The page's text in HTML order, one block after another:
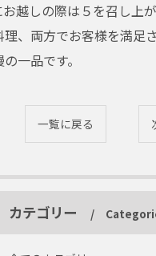
越しの際は５を召し上
、両方でお客様を満足
一品です。
一覧に戻る
カテゴリー